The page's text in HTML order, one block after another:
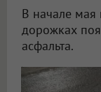
В начале мая
дорожках
асфальта.